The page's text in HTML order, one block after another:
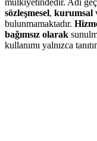
mülkiyetindedir. Adı
sözleşmesel, kurumsal
bulunmamaktadır.
bağımsız olarak
kullanımı yalnızca